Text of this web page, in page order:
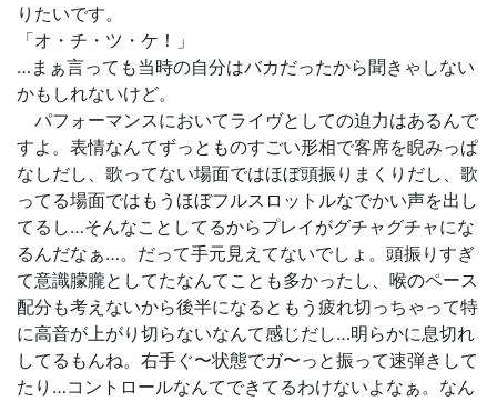
りたいです。
「オ・チ・ツ・ケ！」
…まぁ言っても当時の自分はバカだったから聞きゃしない
かもしれないけど。
パフォーマンスにおいてライヴとしての迫力はあるんで
すよ。表情なんてずっとものすごい形相で客席を睨みっぱ
なしだし、歌ってない場面ではほぼ頭振りまくりだし、歌
ってる場面ではもうほぼフルスロットルなでかい声を出し
てるし…そんなことしてるからプレイがグチャグチャにな
るんだなぁ…。だって手元見えてないでしょ。頭振りすぎ
て意識朦朧としてたなんてことも多かったし、喉のペース
配分も考えないから後半になるともう疲れ切っちゃって特
に高音が上がり切らないなんて感じだし…明らかに息切れ
してるもんね。右手ぐ〜状態でガ〜っと振って速弾きして
たり…コントロールなんてできてるわけないよなぁ。なん